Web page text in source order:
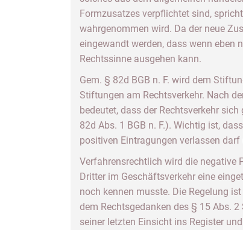
Formzusatzes verpflichtet sind,
wahrgenommen wird. Da der neue
eingewandt werden, dass wenn eben
Rechtssinne ausgehen kann.
Gem. § 82d BGB n. F. wird dem
Stiftungen am Rechtsverkehr. Nach
bedeutet, dass der Rechtsverkehr
82d Abs. 1 BGB n. F.). Wichtig ist,
positiven Eintragungen verlassen
Verfahrensrechtlich wird die negative
Dritter im Geschäftsverkehr eine
noch kennen musste. Die Regelung
dem Rechtsgedanken des § 15 Abs.
seiner letzten Einsicht ins Register